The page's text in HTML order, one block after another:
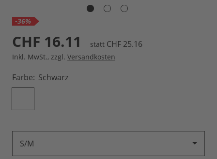
-36%
CHF 16.11 statt CHF 25.16
Inkl. MwSt., zzgl. Versandkosten
Farbe Schwarz
S/M